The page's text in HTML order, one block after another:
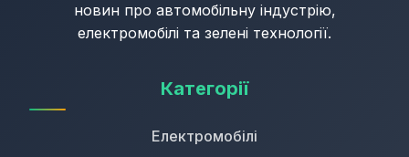
новин про автомобільну індустрію,
електромобілі та зелені технології.
Категорії
Електромобілі